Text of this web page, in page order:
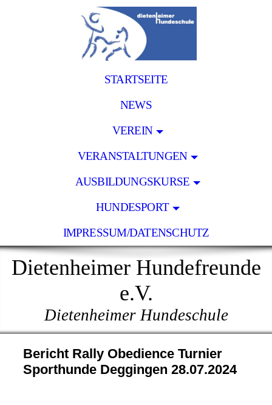
STARTSEITE
NEWS
VEREIN
VERANSTALTUNGEN
AUSBILDUNGSKURSE
HUNDESPORT
IMPRESSUM/DATENSCHUTZ
Dietenheimer Hundefreunde
e.V.
Dietenheimer Hundeschule
Bericht Rally Obedience Turnier
Sporthunde Deggingen 28.07.2024